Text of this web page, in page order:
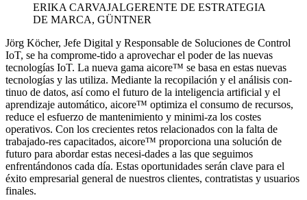
ERIKA CARVAJALGERENTE DE ESTRATEGIA
DE MARCA, GÜNTNER
Jörg Köcher, Jefe Digital y Responsable de Soluciones de Control
IoT, se ha comprome-tido a aprovechar el poder de las nuevas
tecnologías IoT. La nueva gama aicore™ se basa en estas nuevas
tecnologías y las utiliza. Mediante la recopilación y el análisis con-
tinuo de datos, así como el futuro de la inteligencia artificial y el
aprendizaje automático, aicore™ optimiza el consumo de recursos,
reduce el esfuerzo de mantenimiento y minimi-za los costes
operativos. Con los crecientes retos relacionados con la falta de
trabajado-res capacitados, aicore™ proporciona una solución de
futuro para abordar estas necesi-dades a las que seguimos
enfrentándonos cada día. Estas oportunidades serán clave para el
éxito empresarial general de nuestros clientes, contratistas y usuarios
finales.